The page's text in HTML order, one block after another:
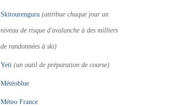
Skitourenguru (attribue chaque jour un
niveau de risque d'avalanche à des milliers
de randonnées à ski)
Yeti (un outil de préparation de course)
Météoblue
Méteo France